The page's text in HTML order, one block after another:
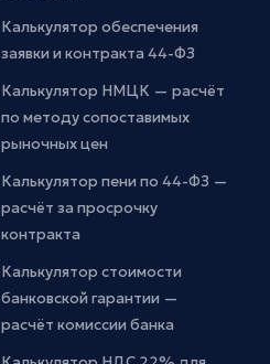
Калькулятор обеспечения
заявки и контракта 44-ФЗ
Калькулятор НМЦК — расчёт
по методу сопоставимых
рыночных цен
Калькулятор пени по 44-ФЗ —
расчёт за просрочку
контракта
Калькулятор стоимости
банковской гарантии —
расчёт комиссии банка